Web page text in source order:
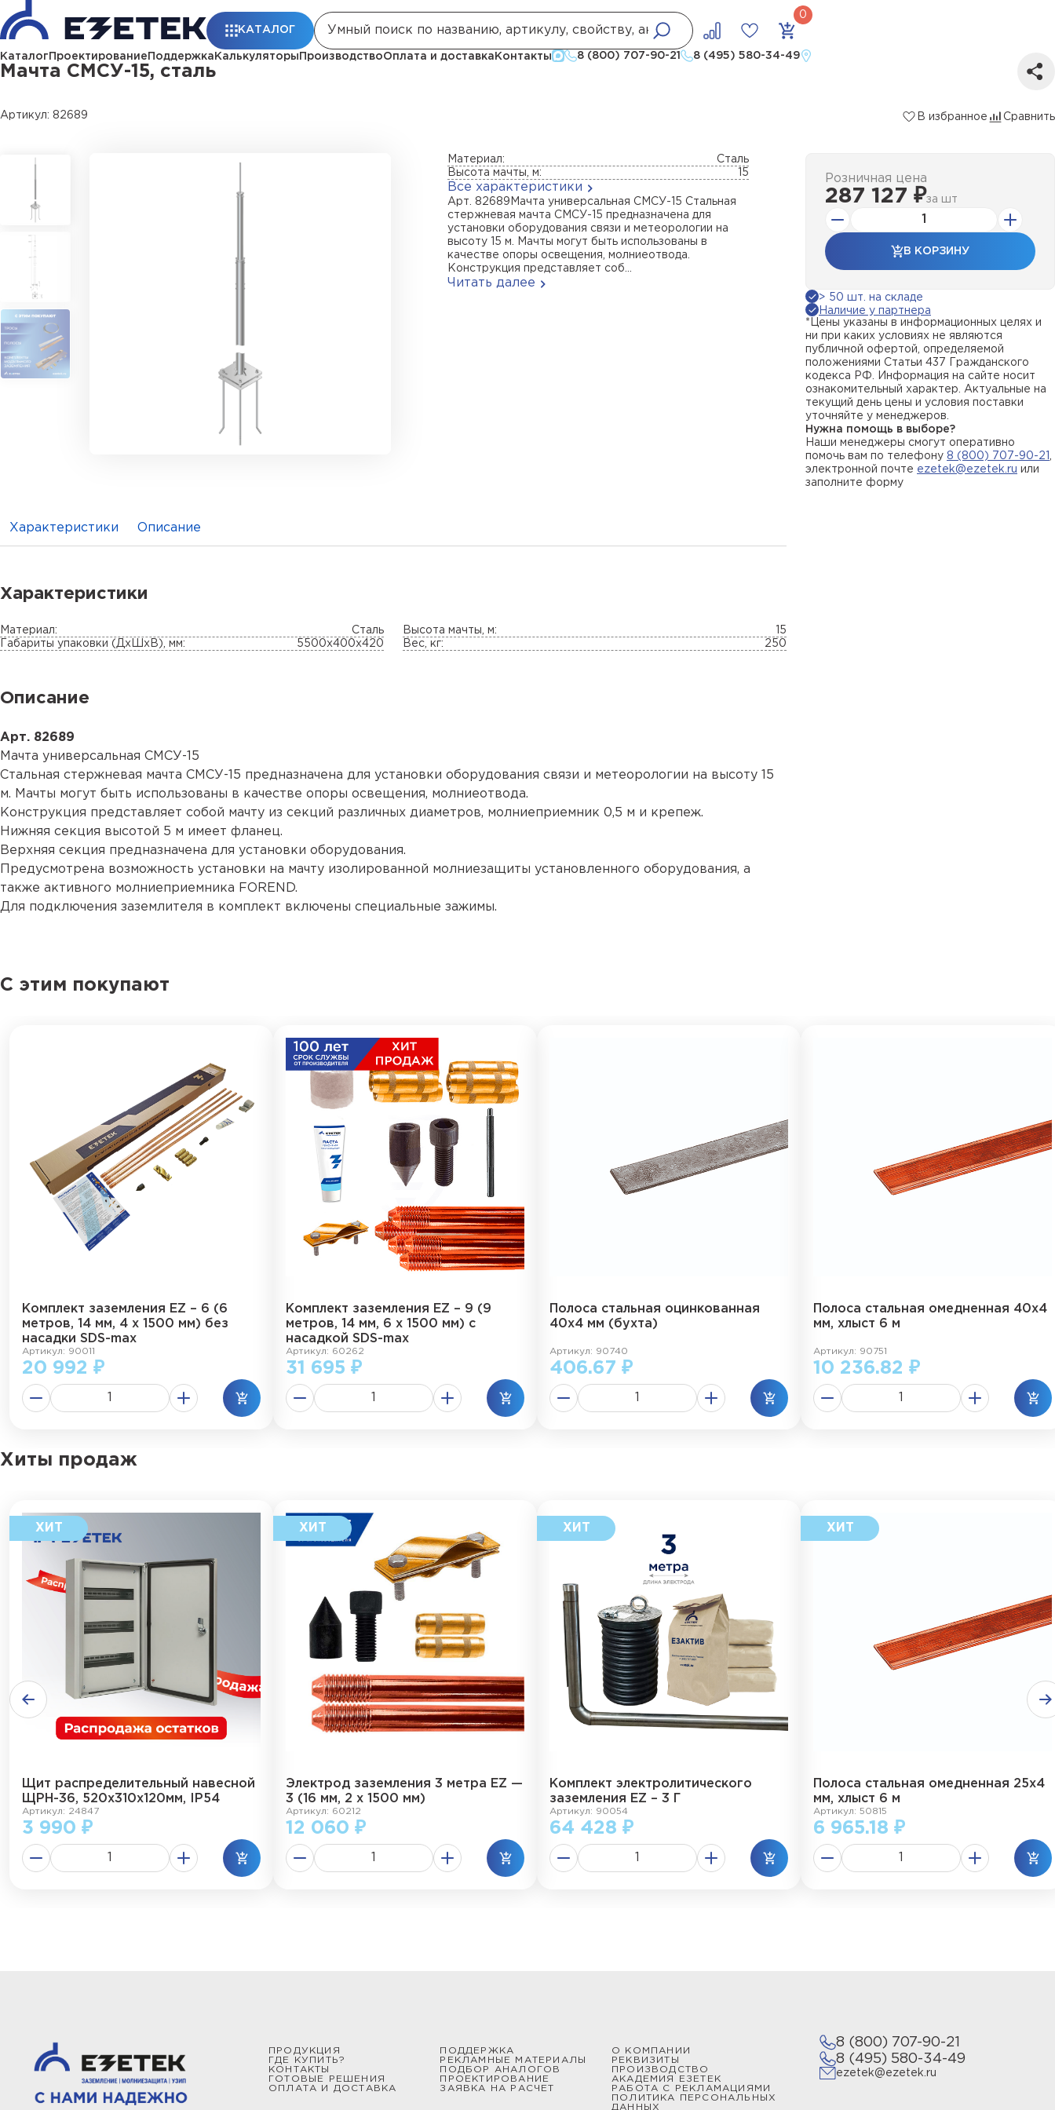
КАТАЛОГ
Каталог Проектирование Поддержка Калькуляторы ПроизводствоОплата и доставка Контакты 8 (800) 707-90-21 8 (495) 580-34-49
ГлавнаяКаталог Стержневые молниеотводы и мачты молниеприемныеМачта СМСУ-15, сталь
Мачта СМСУ-15, сталь
Артикул: 82689 В избранное Сравнить
Материал:
Сталь
Высота мачты, м:
15
Все характеристики
Арт. 82689Мачта универсальная СМСУ-15 Стальная
стержневая мачта СМСУ-15 предназначена для
установки оборудования связи и метеорологии на
высоту 15 м. Мачты могут быть использованы в
качестве опоры освещения, молниеотвода.
Конструкция представляет соб...
Читать далее
Розничная цена
287 127 ₽за шт
В КОРЗИНУ
> 50 шт. на складе
Наличие у партнера
*Цены указаны в информационных целях и
ни при каких условиях не являются
публичной офертой, определяемой
положениями Статьи 437 Гражданского
кодекса РФ. Информация на сайте носит
ознакомительный характер. Актуальные на
текущий день цены и условия поставки
уточняйте у менеджеров.
Нужна помощь в выборе?
Наши менеджеры смогут оперативно
помочь вам по телефону 8 (800) 707-90-21
электронной почте ezetek@ezetek.ru или
заполните форму
Характеристики Описание
Характеристики
Материал:
Сталь
Габариты упаковки (ДхШхВ), мм:
5500х400х420
Высота мачты, м:
15
Вес, кг:
250
Описание
Арт. 82689
Мачта универсальная СМСУ-15
Стальная стержневая мачта СМСУ-15 предназначена для установки оборудования связи и метеорологии на высоту 15
м. Мачты могут быть использованы в качестве опоры освещения, молниеотвода.
Конструкция представляет собой мачту из секций различных диаметров, молниеприемник 0,5 м и крепеж.
Нижняя секция высотой 5 м имеет фланец.
Верхняя секция предназначена для установки оборудования.
Предусмотрена возможность установки на мачту изолированной молниезащиты установленного оборудования, а
также активного молниеприемника FOREND.
Для подключения заземлителя в комплект включены специальные зажимы.
С этим покупают
Комплект заземления EZ – 6 (6
метров, 14 мм, 4 х 1500 мм) без
насадки SDS-max
Артикул: 90011
20 992 ₽
Комплект заземления EZ – 9 (9
метров, 14 мм, 6 х 1500 мм) с
насадкой SDS-max
Артикул: 60262
31 695 ₽
Полоса стальная оцинкованная
40х4 мм (бухта)
Артикул: 90740
406.67 ₽
Полоса стальная омедненная 40х4
мм, хлыст 6 м
Артикул: 90751
10 236.82 ₽
Хиты продаж
Щит распределительный навесной
ЩРН-36, 520х310х120мм, IP54
Артикул: 24847
3 990 ₽
Электрод заземления 3 метра EZ —
3 (16 мм, 2 х 1500 мм)
Артикул: 60212
12 060 ₽
Комплект электролитического
заземления EZ – 3 Г
Артикул: 90054
64 428 ₽
Полоса стальная омедненная 25х4
мм, хлыст 6 м
Артикул: 50815
6 965.18 ₽
ПРОДУКЦИЯ
ГДЕ КУПИТЬ?
КОНТАКТЫ
ГОТОВЫЕ РЕШЕНИЯ
ОПЛАТА И ДОСТАВКА
ПОДДЕРЖКА
РЕКЛАМНЫЕ МАТЕРИАЛЫ
ПОДБОР АНАЛОГОВ
ПРОЕКТИРОВАНИЕ
ЗАЯВКА НА РАСЧЕТ
О КОМПАНИИ
РЕКВИЗИТЫ
ПРОИЗВОДСТВО
АКАДЕМИЯ ЕЗЕТЕК
РАБОТА С РЕКЛАМАЦИЯМИ
ПОЛИТИКА ПЕРСОНАЛЬНЫХ
ДАННЫХ
8 (800) 707-90-21
8 (495) 580-34-49
ezetek@ezetek.ru